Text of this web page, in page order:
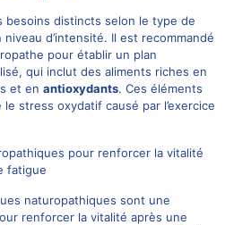
besoins distincts selon le type de
d’intensité. Il est recommandé
pour établir un plan
qui inclut des aliments riches en
et en antioxydants. Ces éléments
stress oxydatif causé par l’exercice
pour renforcer la vitalité
fatigue
naturopathiques sont une
renforcer la vitalité après une